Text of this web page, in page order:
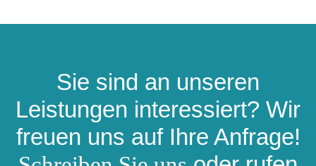
Sie sind an unseren
Leistungen interessiert? Wir
freuen uns auf Ihre Anfrage!